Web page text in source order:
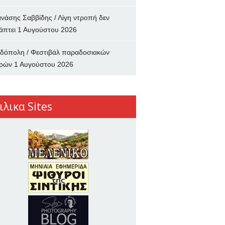
Σαββίδης / Λίγη ντροπή δεν
1 Αυγούστου 2026
/ Φεστιβάλ παραδοσιακών
1 Αυγούστου 2026
Sites